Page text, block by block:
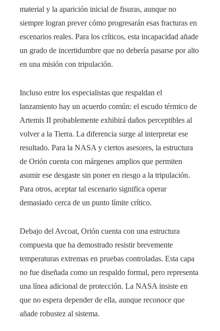
material y la aparición inicial de fisuras, aunque no
siempre logran prever cómo progresarán esas fracturas en
escenarios reales. Para los críticos, esta incapacidad añade
un grado de incertidumbre que no debería pasarse por alto
en una misión con tripulación.
Incluso entre los especialistas que respaldan el
lanzamiento hay un acuerdo común: el escudo térmico de
Artemis II probablemente exhibirá daños perceptibles al
volver a la Tierra. La diferencia surge al interpretar ese
resultado. Para la NASA y ciertos asesores, la estructura
de Orión cuenta con márgenes amplios que permiten
asumir ese desgaste sin poner en riesgo a la tripulación.
Para otros, aceptar tal escenario significa operar
demasiado cerca de un punto límite crítico.
Debajo del Avcoat, Orión cuenta con una estructura
compuesta que ha demostrado resistir brevemente
temperaturas extremas en pruebas controladas. Esta capa
no fue diseñada como un respaldo formal, pero representa
una línea adicional de protección. La NASA insiste en
que no espera depender de ella, aunque reconoce que
añade robustez al sistema.